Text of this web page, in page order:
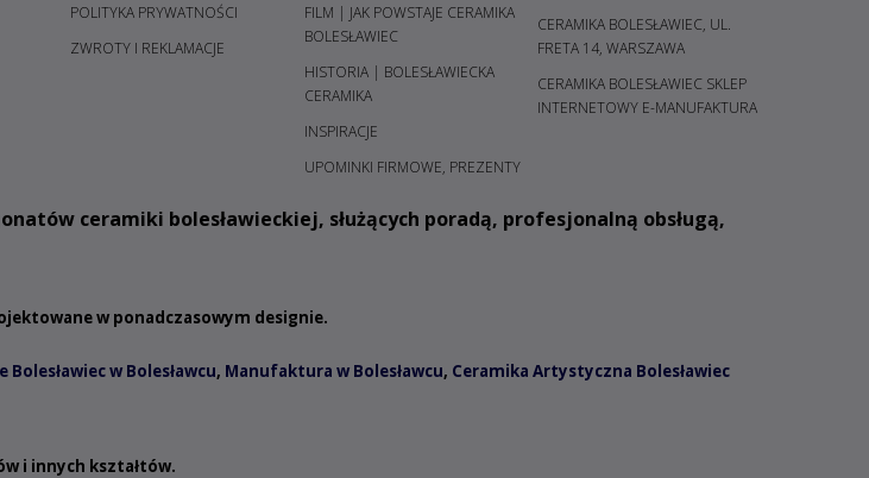
POLITYKA PRYWATNOŚCI
ZWROTY I REKLAMACJE
FILM | JAK POWSTAJE CERAMIKA
BOLESŁAWIEC
HISTORIA | BOLESŁAWIECKA
CERAMIKA
INSPIRACJE
UPOMINKI FIRMOWE, PREZENTY
CERAMIKA BOLESŁAWIEC, UL.
FRETA 14, WARSZAWA
CERAMIKA BOLESŁAWIEC SKLEP
INTERNETOWY E-MANUFAKTURA
ceramiki bolesławieckiej, służących poradą, profesjonalną obsługą,
w ponadczasowym designie.
Bolesławiec w Bolesławcu, Manufaktura w Bolesławcu, Ceramika Artystyczna Bolesławiec
i innych kształtów.